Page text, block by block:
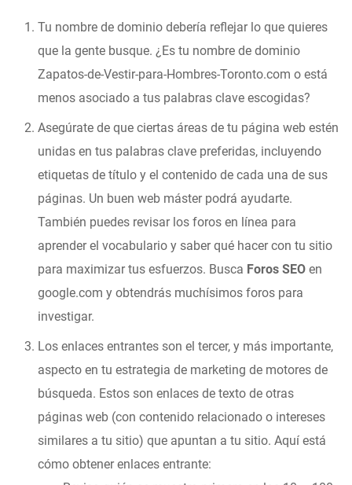
Tu nombre de dominio debería reflejar lo que quieres
que la gente busque. ¿Es tu nombre de dominio
Zapatos-de-Vestir-para-Hombres-Toronto.com o está
menos asociado a tus palabras clave escogidas?
Asegúrate de que ciertas áreas de tu página web estén
unidas en tus palabras clave preferidas, incluyendo
etiquetas de título y el contenido de cada una de sus
páginas. Un buen web máster podrá ayudarte.
También puedes revisar los foros en línea para
aprender el vocabulario y saber qué hacer con tu sitio
para maximizar tus esfuerzos. Busca Foros SEO en
google.com y obtendrás muchísimos foros para
investigar.
Los enlaces entrantes son el tercer, y más importante,
aspecto en tu estrategia de marketing de motores de
búsqueda. Estos son enlaces de texto de otras
páginas web (con contenido relacionado o intereses
similares a tu sitio) que apuntan a tu sitio. Aquí está
cómo obtener enlaces entrante: